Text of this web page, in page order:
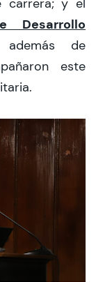
carrera; y el
Desarrollo
de
este